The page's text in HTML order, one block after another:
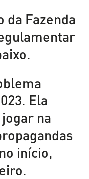
da Fazenda
Ela
na
início,